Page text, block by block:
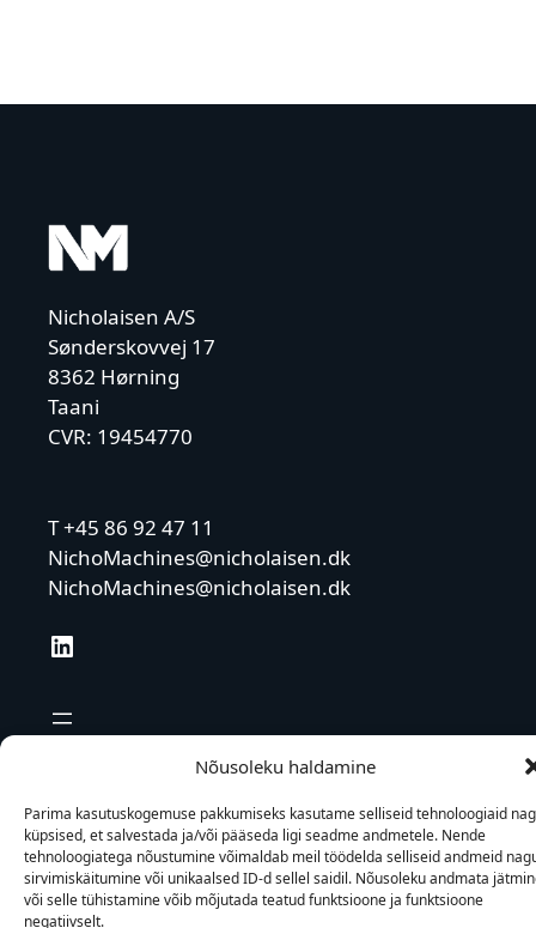
Nõusoleku haldamine
Parima kasutuskogemuse pakkumiseks kasutame selliseid tehnoloogiaid
küpsised, et salvestada ja/või pääseda ligi seadme andmetele. Nende
tehnoloogiatega nõustumine võimaldab meil töödelda selliseid andmeid
sirvimiskäitumine või unikaalsed ID-d sellel saidil. Nõusoleku andmata
või selle tühistamine võib mõjutada teatud funktsioone ja funktsioone
negatiivselt.
Nicholaisen A/S
Sønderskovvej 17
8362 Hørning
Taani
CVR: 19454770
T +45 86 92 47 11
NichoMachines@nicholaisen.dk
NichoMachines@nicholaisen.dk
LinkedIn